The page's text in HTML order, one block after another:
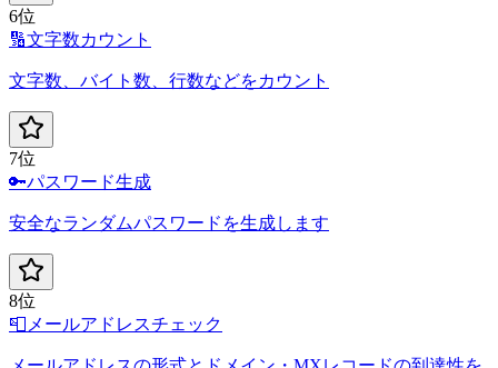
6位
🔢文字数カウント
文字数、バイト数、行数などをカウント
7位
🔑パスワード生成
安全なランダムパスワードを生成します
8位
📮 メールアドレスチェック